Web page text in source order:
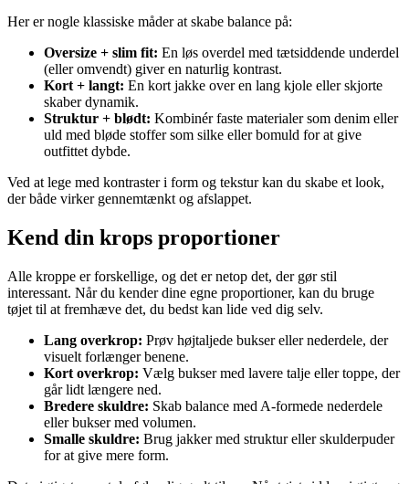
Her er nogle klassiske måder at skabe balance på:
Oversize + slim fit: En løs overdel med tætsiddende underdel
(eller omvendt) giver en naturlig kontrast.
Kort + langt: En kort jakke over en lang kjole eller skjorte
skaber dynamik.
Struktur + blødt: Kombinér faste materialer som denim eller
uld med bløde stoffer som silke eller bomuld for at give
outfittet dybde.
Ved at lege med kontraster i form og tekstur kan du skabe et look,
der både virker gennemtænkt og afslappet.
Kend din krops proportioner
Alle kroppe er forskellige, og det er netop det, der gør stil
interessant. Når du kender dine egne proportioner, kan du bruge
tøjet til at fremhæve det, du bedst kan lide ved dig selv.
Lang overkrop: Prøv højtaljede bukser eller nederdele, der
visuelt forlænger benene.
Kort overkrop: Vælg bukser med lavere talje eller toppe, der
går lidt længere ned.
Bredere skuldre: Skab balance med A-formede nederdele
eller bukser med volumen.
Smalle skuldre: Brug jakker med struktur eller skulderpuder
for at give mere form.